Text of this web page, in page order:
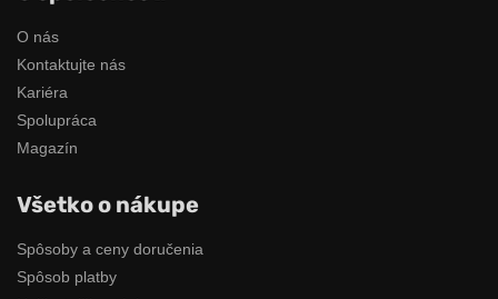
O nás
Kontaktujte nás
Kariéra
Spolupráca
Magazín
Všetko o nákupe
Spôsoby a ceny doručenia
Spôsob platby